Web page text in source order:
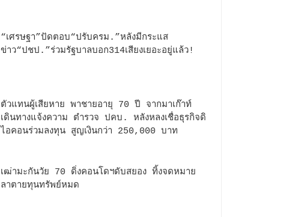
“เศรษฐา”ปัดตอบ“ปรับครม.”หลังมีกระแส
ข่าว“ปชป.”ร่วมรัฐบาลบอก314เสียงเยอะอยู่แล้ว!
ตัวแทนผู้เสียหาย พาชายอายุ 70 ปี จากมาเก๊าท์
เดินทางแจ้งความ ตำรวจ ปคบ. หลังหลงเชื่อธุรกิจดิ
ไอคอนร่วมลงทุน สูญเงินกว่า 250,000 บาท
เฒ่ามะกันวัย 70 ดิ่งคอนโดฯดับสยอง ทิ้งจดหมาย
ลาตายทุนทรัพย์หมด